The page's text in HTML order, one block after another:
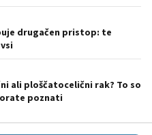
drugačen pristop: te
ali ploščatocelični rak? To so
poznati